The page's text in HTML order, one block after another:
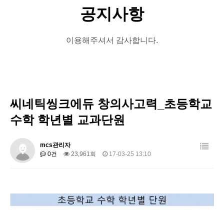
(구)인트라넷
지도사 과정
교육원 소식
공지사항
이용해주셔서 감사합니다.
씨네틱씽크에듀 창의사고력_초등학교
수학 학년별 교과단원
mcs관리자
0건
23,961회 17-03-25 13:10